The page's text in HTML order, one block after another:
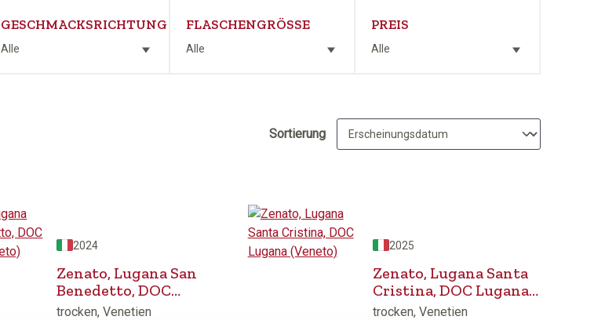
GESCHMACKSRICHTUNG
Alle
FLASCHENGRÖSSE
Alle
PREIS
Alle
Sortierung
2024
Zenato, Lugana San
Benedetto, DOC
Lugana (Veneto)
trocken, Venetien
2025
Zenato, Lugana Santa
Cristina, DOC Lugana
(Veneto)
trocken, Venetien